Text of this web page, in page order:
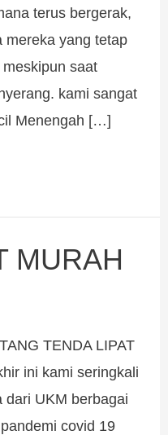
terus bergerak,
mereka yang tetap
saat
kami sangat
Menengah […]
MURAH
TENDA LIPAT
ini kami seringkali
dari UKM berbagai
covid 19